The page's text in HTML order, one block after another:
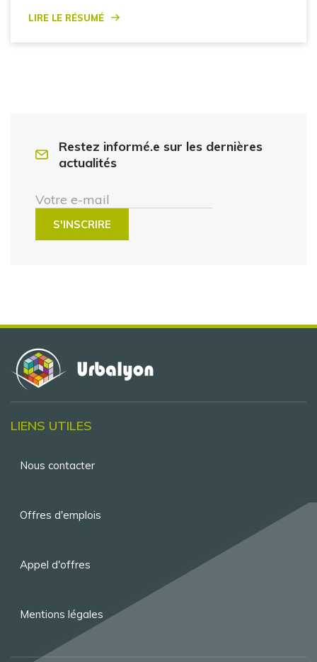
Lire le résumé
Restez informé.e sur les dernières
actualités
Votre e-mail
LIENS UTILES
Menu
de
Nous contacter
Offres d'emplois
Appel d'offres
Mentions légales